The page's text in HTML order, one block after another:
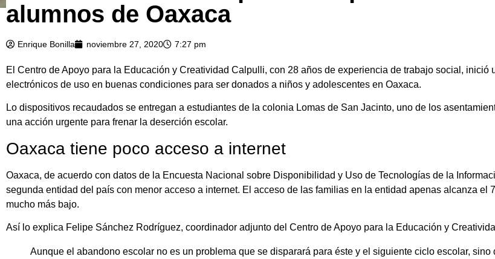
alumnos de Oaxaca
Enrique Bonilla noviembre 27, 2020 7:27 pm
El Centro de Apoyo para la Educación y Creatividad Calpulli, con 28 años de experiencia de trabajo social, inició
electrónicos de uso en buenas condiciones para ser donados a niños y adolescentes en Oaxaca.
Lo dispositivos recaudados se entregan a estudiantes de la colonia Lomas de San Jacinto, uno de los
una acción urgente para frenar la deserción escolar.
Oaxaca tiene poco acceso a internet
Oaxaca, de acuerdo con datos de la Encuesta Nacional sobre Disponibilidad y Uso de Tecnologías de la
segunda entidad del país con menor acceso a internet. El acceso de las familias en la entidad apenas alcanza el
mucho más bajo.
Así lo explica Felipe Sánchez Rodríguez, coordinador adjunto del Centro de Apoyo para la Educación y
Aunque el abandono escolar no es un problema que se disparará para éste y el siguiente ciclo escolar,